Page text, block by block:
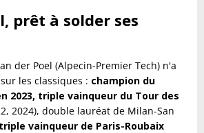
prêt à solder ses
der Poel (Alpecin-Premier Tech) n'a
les classiques : champion du
2023, triple vainqueur du Tour des
2024), double lauréat de Milan-San
triple vainqueur de Paris-Roubaix